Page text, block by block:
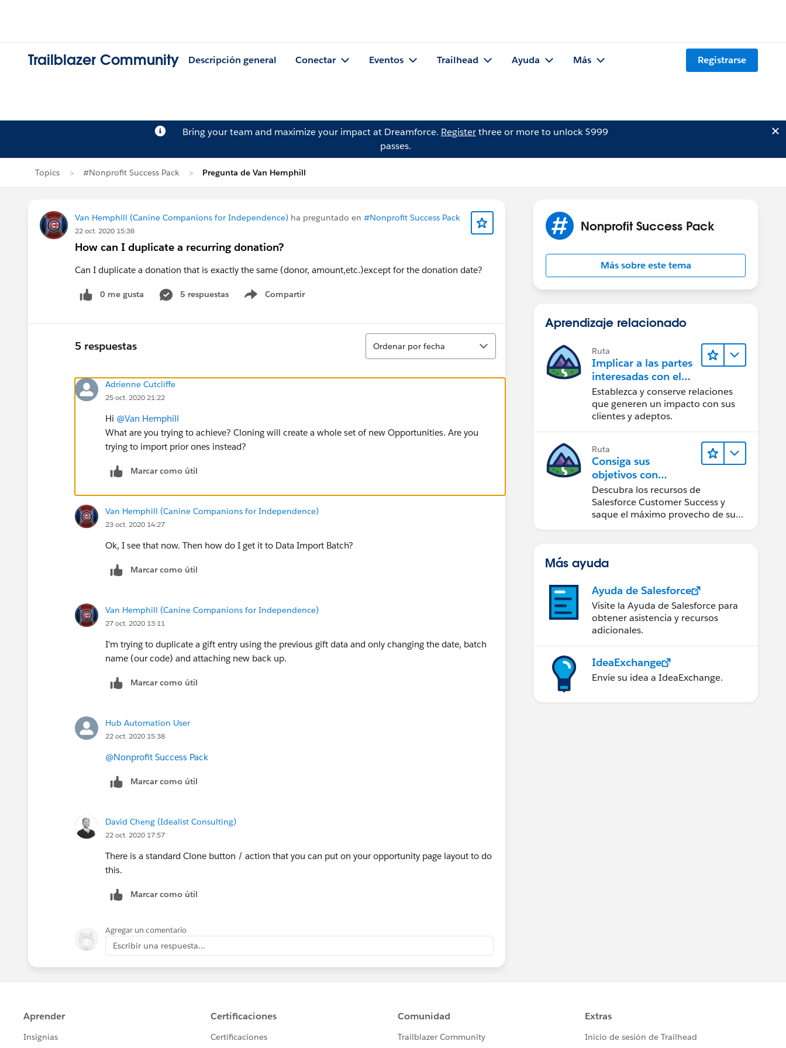
Trailblazer Community Descripción general Conectar Eventos Trailhead Ayuda Más Registrarse
Bring your team and maximize your impact at Dreamforce. Registerthree or more to unlock $999
passes.
Topics #Nonprofit Success Pack Pregunta de Van Hemphill
Van Hemphill (Canine Companions for Independence) ha preguntado en #Nonprofit Success Pack
22 oct. 2020 15:38
How can I duplicate a recurring donation?
Can I duplicate a donation that is exactly the same (donor, amount,etc.)except for the donation date?
0 me gusta 5 respuestas Compartir
Show menu
5 respuestas
Ordenar
Ordenar por fecha
Adrienne Cutcliffe
25 oct. 2020 21:22
Hi @Van Hemphill
What are you trying to achieve? Cloning will create a whole set of new Opportunities. Are you
trying to import prior ones instead?
Marcar como útil
Van Hemphill (Canine Companions for Independence)
23 oct. 2020 14:27
Ok, I see that now. Then how do I get it to Data Import Batch?
Marcar como útil
Van Hemphill (Canine Companions for Independence)
27 oct. 2020 13:11
I'm trying to duplicate a gift entry using the previous gift data and only changing the date, batch
name (our code) and attaching new back up.
Marcar como útil
Hub Automation User
22 oct. 2020 15:38
@Nonprofit Success Pack
Marcar como útil
David Cheng (Idealist Consulting)
22 oct. 2020 17:57
There is a standard Clone button / action that you can put on your opportunity page layout to do
this.
Marcar como útil
Agregar un comentario
Escribir una respuesta...
Nonprofit Success Pack
Más sobre este tema
Aprendizaje relacionado
Ruta
Implicar a las partes
interesadas con el
paquete Nonprofit
Success Pack
Establezca y conserve relaciones
que generen un impacto con sus
clientes y adeptos.
Ruta
Consiga sus
objetivos con
Salesforce Customer
Success
Descubra los recursos de
Salesforce Customer Success y
saque el máximo provecho de su
Más ayuda
Ayuda de Salesforce
Visite la Ayuda de Salesforce para
obtener asistencia y recursos
adicionales.
IdeaExchange
Envíe su idea a IdeaExchange.